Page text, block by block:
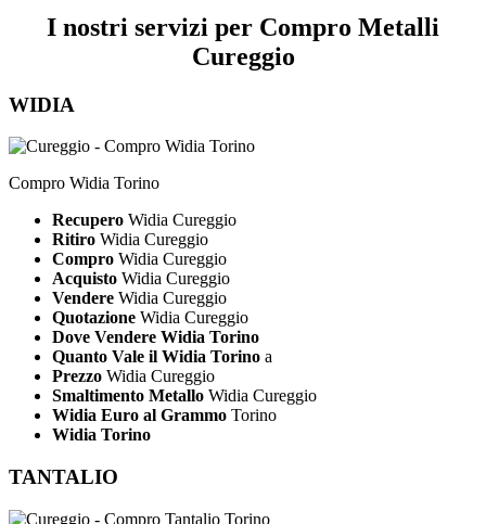
I nostri servizi per Compro Metalli
Cureggio
WIDIA
Compro Widia Torino
Recupero Widia Cureggio
Ritiro Widia Cureggio
Compro Widia Cureggio
Acquisto Widia Cureggio
Vendere Widia Cureggio
Quotazione Widia Cureggio
Dove Vendere Widia Torino
Quanto Vale il Widia Torino a
Prezzo Widia Cureggio
Smaltimento Metallo Widia Cureggio
Widia Euro al Grammo Torino
Widia Torino
TANTALIO